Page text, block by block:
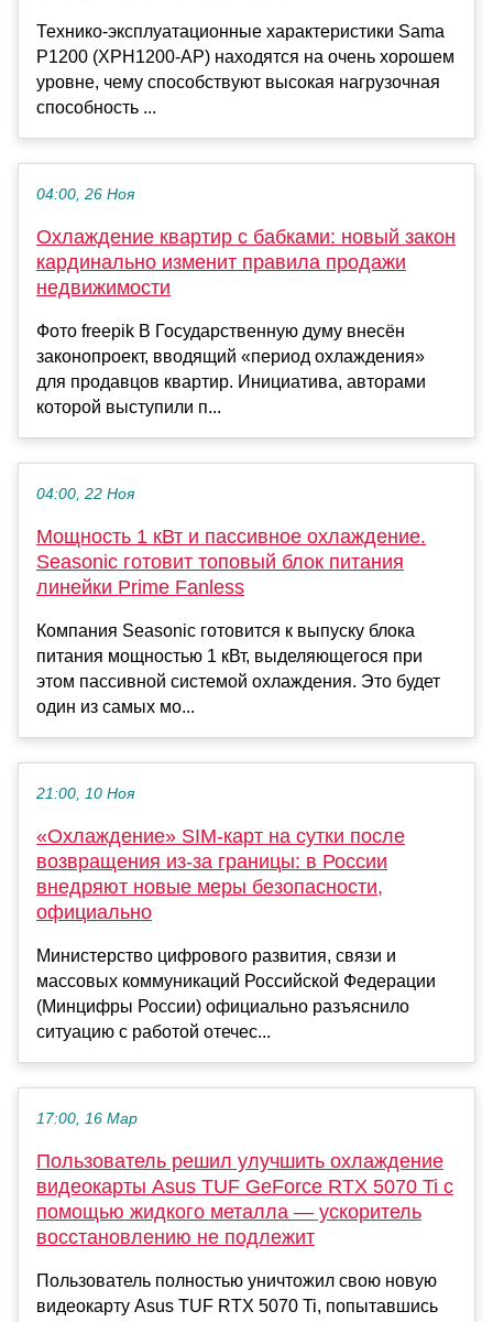
Технико-эксплуатационные характеристики Sama
P1200 (XPH1200-AP) находятся на очень хорошем
уровне, чему способствуют высокая нагрузочная
способность ...
04:00, 26 Ноя
Охлаждение квартир с бабками: новый закон
кардинально изменит правила продажи
недвижимости
Фото freepik В Государственную думу внесён
законопроект, вводящий «период охлаждения»
для продавцов квартир. Инициатива, авторами
которой выступили п...
04:00, 22 Ноя
Мощность 1 кВт и пассивное охлаждение.
Seasonic готовит топовый блок питания
линейки Prime Fanless
Компания Seasonic готовится к выпуску блока
питания мощностью 1 кВт, выделяющегося при
этом пассивной системой охлаждения. Это будет
один из самых мо...
21:00, 10 Ноя
«Охлаждение» SIM-карт на сутки после
возвращения из-за границы: в России
внедряют новые меры безопасности,
официально
Министерство цифрового развития, связи и
массовых коммуникаций Российской Федерации
(Минцифры России) официально разъяснило
ситуацию с работой отечес...
17:00, 16 Мар
Пользователь решил улучшить охлаждение
видеокарты Asus TUF GeForce RTX 5070 Ti с
помощью жидкого металла — ускоритель
восстановлению не подлежит
Пользователь полностью уничтожил свою новую
видеокарту Asus TUF RTX 5070 Ti, попытавшись